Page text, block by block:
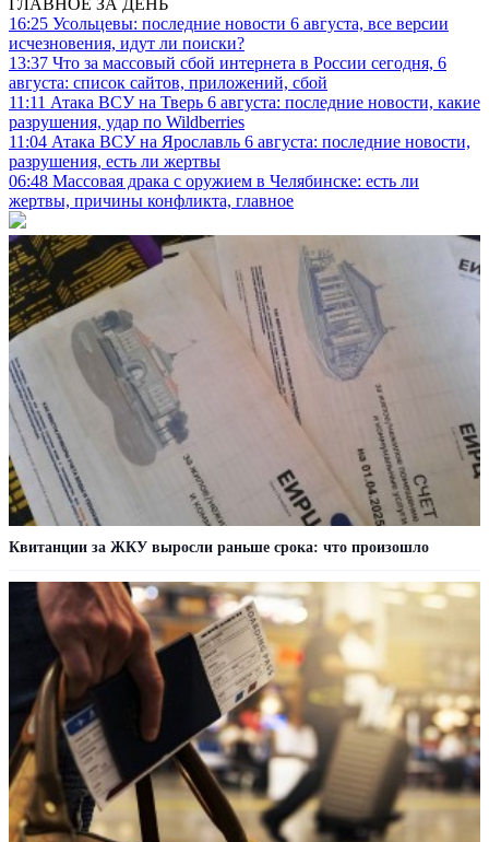
16:25 Усольцевы: последние новости 6 августа, все версии
исчезновения, идут ли поиски?
13:37 Что за массовый сбой интернета в России сегодня, 6
августа: список сайтов, приложений, сбой
11:11 Атака ВСУ на Тверь 6 августа: последние новости, какие
разрушения, удар по Wildberries
11:04 Атака ВСУ на Ярославль 6 августа: последние новости,
разрушения, есть ли жертвы
06:48 Массовая драка с оружием в Челябинске: есть ли
жертвы, причины конфликта, главное
Квитанции за ЖКУ выросли раньше срока: что произошло